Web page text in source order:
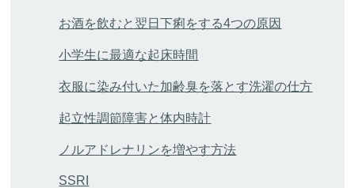
お酒を飲むと翌日下痢をする4つの原因
小学生に最適な起床時間
衣服に染み付いた加齢臭を落とす洗濯の仕方
起立性調節障害と体内時計
ノルアドレナリンを増やす方法
SSRI